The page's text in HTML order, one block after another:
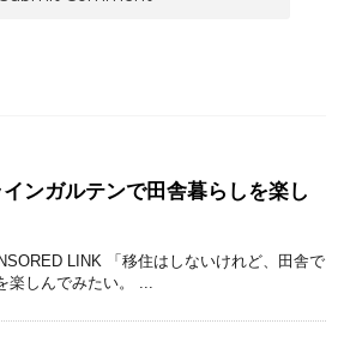
インガルテンで田舎暮らしを楽し
LINK 「移住はしないけれど、田舎で
楽しんでみたい。 ...